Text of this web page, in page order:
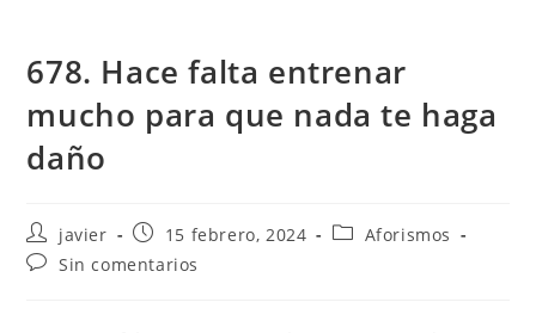
678. Hace falta entrenar
mucho para que nada te haga
daño
javier 15 febrero, 2024
Aforismos
Sin comentarios